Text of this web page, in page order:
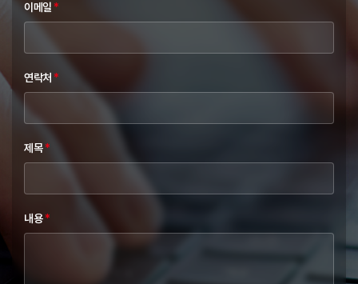
이메일 *
연락처 *
제목*
내용*